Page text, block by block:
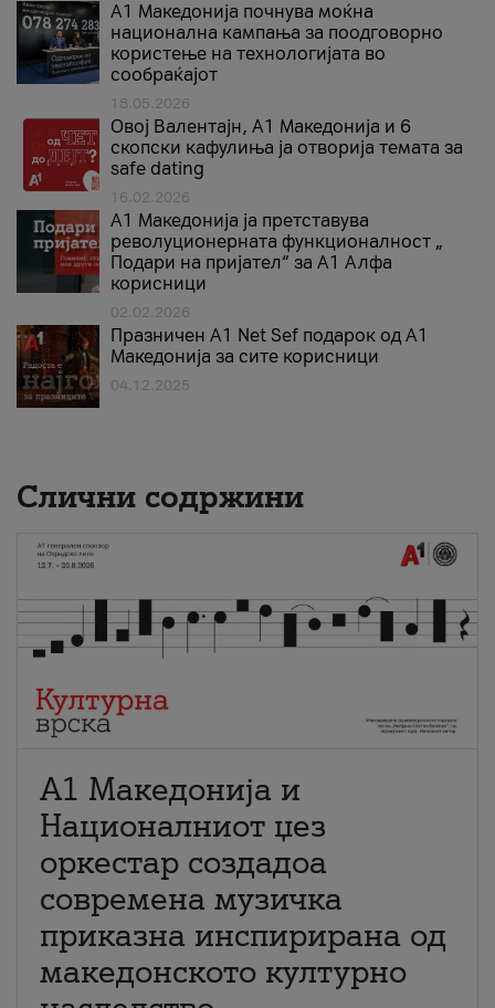
A1 Македонија почнува моќна
национална кампања за поодговорно
користење на технологијата во
сообраќајот
18.05.2026
Овој Валентајн, A1 Македонија и 6
скопски кафулиња ја отворија темата за
safe dating
16.02.2026
А1 Македонија ја претставува
револуционерната функционалност „
Подари на пријател“ за А1 Алфа
корисници
02.02.2026
Празничен A1 Net Sеf подарок од А1
Македонија за сите корисници
04.12.2025
Слични содржини
А1 Македонија и
Националниот џез
оркестар создадоа
современа музичка
приказна инспирирана од
македонското културно